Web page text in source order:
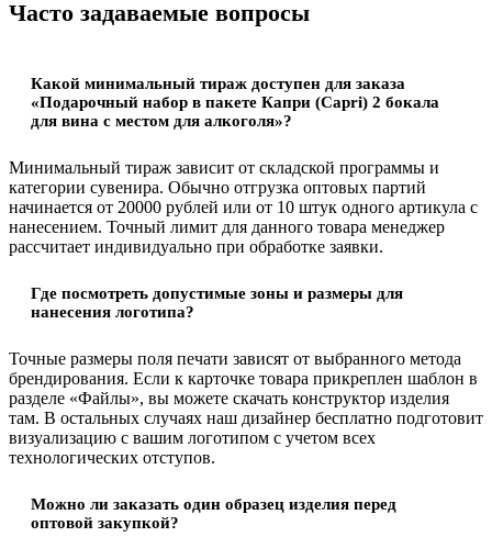
Часто задаваемые вопросы
Какой минимальный тираж доступен для заказа
«Подарочный набор в пакете Капри (Capri) 2 бокала
для вина с местом для алкоголя»?
Минимальный тираж зависит от складской программы и
категории сувенира. Обычно отгрузка оптовых партий
начинается от 20000 рублей или от 10 штук одного артикула с
нанесением. Точный лимит для данного товара менеджер
рассчитает индивидуально при обработке заявки.
Где посмотреть допустимые зоны и размеры для
нанесения логотипа?
Точные размеры поля печати зависят от выбранного метода
брендирования. Если к карточке товара прикреплен шаблон в
разделе «Файлы», вы можете скачать конструктор изделия
там. В остальных случаях наш дизайнер бесплатно подготовит
визуализацию с вашим логотипом с учетом всех
технологических отступов.
Можно ли заказать один образец изделия перед
оптовой закупкой?